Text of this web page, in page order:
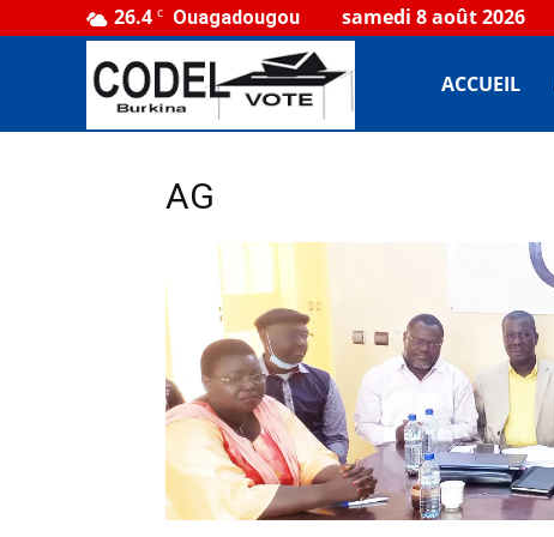
26.4 C Ouagadougou samedi 8 août 2026
ACCUEIL
AG